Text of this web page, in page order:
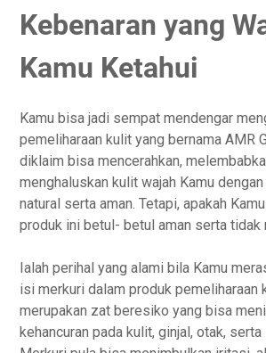
Kebenaran yang
Kamu Ketahui
Kamu bisa jadi sempat mendengar
pemeliharaan kulit yang bernama AMR
diklaim bisa mencerahkan,
menghaluskan kulit wajah Kamu
natural serta aman. Tetapi, apakah
produk ini betul- betul aman serta tidak
Ialah perihal yang alami bila Kamu
isi merkuri dalam produk pemeliharaan
merupakan zat beresiko yang bisa
kehancuran pada kulit, ginjal, otak,